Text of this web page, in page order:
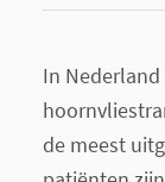
In Nederland
de meest